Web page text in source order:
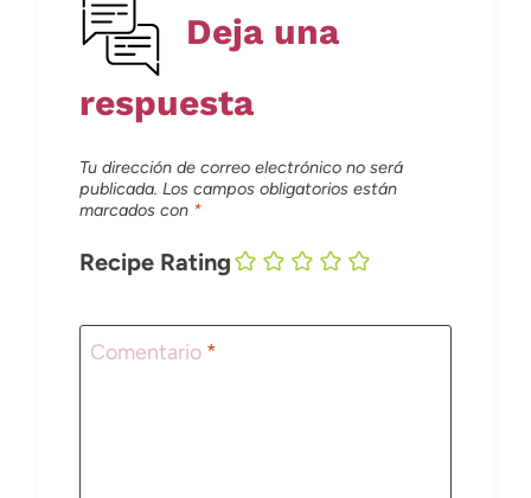
Deja una
respuesta
Tu dirección de correo electrónico no será
publicada. Los campos obligatorios están
marcados con *
Recipe Rating
Comentario *